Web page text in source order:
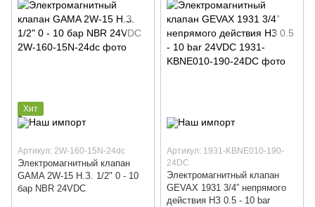
Хит
Артикул: 2W-160-15N-24dc
Электромагнитный клапан
GAMA 2W-15 Н.З. 1/2" 0 - 10
бар NBR 24VDC
Артикул: 1931-KBNE010-190-
24DC
Электромагнитный клапан
GEVAX 1931 3/4” непрямого
действия НЗ 0.5 - 10 bar